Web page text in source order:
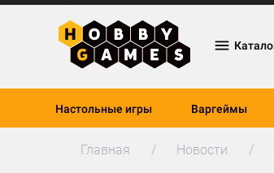
Настольные игры Варгеймы
Главная Новости